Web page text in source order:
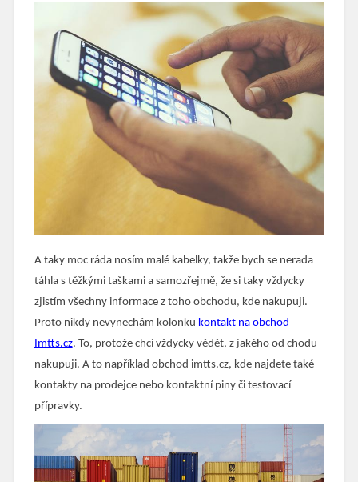
A taky moc ráda nosím malé kabelky, takže bych se nerada
táhla s těžkými taškami a samozřejmě, že si taky vždycky
zjistím všechny informace z toho obchodu, kde nakupuji.
Proto nikdy nevynechám kolonku kontakt na obchod
Imtts.cz. To, protože chci vždycky vědět, z jakého od chodu
nakupuji. A to například obchod imtts.cz, kde najdete také
kontakty na prodejce nebo kontaktní piny či testovací
přípravky.